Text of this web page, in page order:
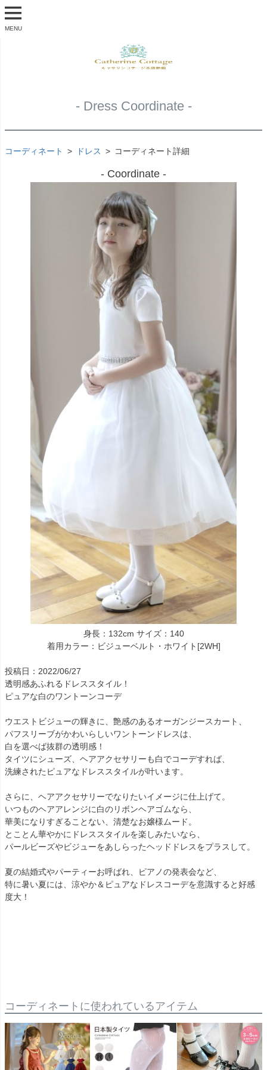
MENU
- Dress Coordinate -
コーディネート ドレス コーディネート詳細
- Coordinate -
身長：132cm サイズ：140
着用カラー：ビジューベルト・ホワイト[2WH]
投稿日：2022/06/27
透明感あふれるドレススタイル！
ピュアな白のワントーンコーデ
ウエストビジューの輝きに、艶感のあるオーガンジースカート、
パフスリーブがかわいらしいワントーンドレスは、
白を選べば抜群の透明感！
タイツにシューズ、ヘアアクセサリーも白でコーデすれば、
洗練されたピュアなドレススタイルが叶います。
さらに、ヘアアクセサリーでなりたいイメージに仕上げて。
いつものヘアアレンジに白のリボンヘアゴムなら、
華美になりすぎることない、清楚なお嬢様ムード。
とことん華やかにドレススタイルを楽しみたいなら、
パールビーズやビジューをあしらったヘッドドレスをプラスして。
夏の結婚式やパーティーお呼ばれ、ピアノの発表会など、
特に暑い夏には、涼やか＆ピュアなドレスコーデを意識すると好感
度大！
コーディネートに使われているアイテム